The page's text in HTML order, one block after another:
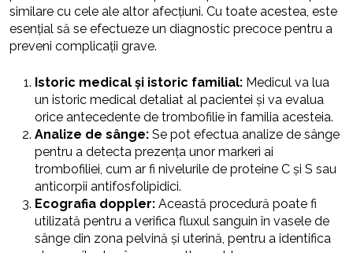
similare cu cele ale altor afecțiuni. Cu toate acestea, este
esențial să se efectueze un diagnostic precoce pentru a
preveni complicații grave.
Istoric medical și istoric familial: Medicul va lua
un istoric medical detaliat al pacientei și va evalua
orice antecedente de trombofilie în familia acesteia.
Analize de sânge: Se pot efectua analize de sânge
pentru a detecta prezența unor markeri ai
trombofiliei, cum ar fi nivelurile de proteine C și S sau
anticorpii antifosfolipidici.
Ecografia doppler: Această procedură poate fi
utilizată pentru a verifica fluxul sanguin în vasele de
sânge din zona pelvină și uterină, pentru a identifica